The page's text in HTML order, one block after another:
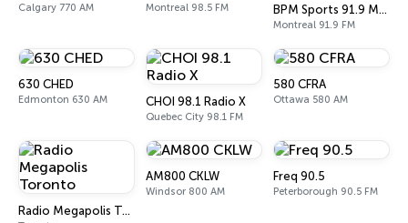
Calgary 770 AM Montreal 98.5 FM BPM Sports 91.9 Montréal
Montreal 91.9 FM
630 CHED
Edmonton 630 AM CHOI 98.1 Radio X
Quebec City 98.1 FM
580 CFRA
Ottawa 580 AM
Radio Megapolis Toronto
AM800 CKLW
Windsor 800 AM
Freq 90.5
Peterborough 90.5 FM